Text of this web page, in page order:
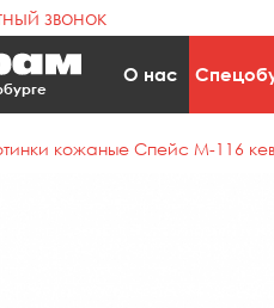
звонок
О нас
кожаные Спейс М-116